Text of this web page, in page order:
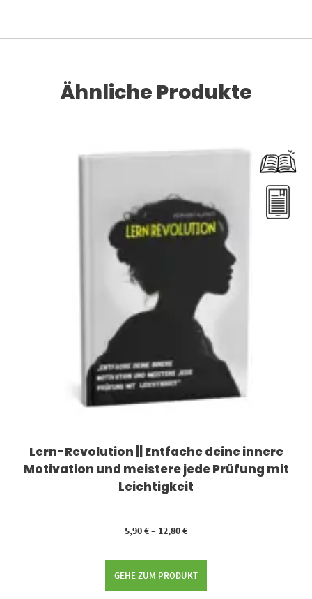
Ähnliche Produkte
Lern-Revolution || Entfache deine innere
Motivation und meistere jede Prüfung mit
Leichtigkeit
5,90€– 12,80€
GEHE ZUM PRODUKT